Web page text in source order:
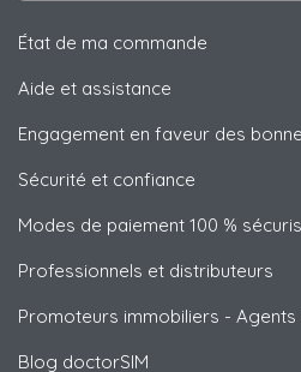
État de ma commande
Aide et assistance
Engagement en faveur des
Sécurité et confiance
Modes de paiement 100 %
Professionnels et distributeurs
Promoteurs immobiliers - Agents
Blog doctorSIM